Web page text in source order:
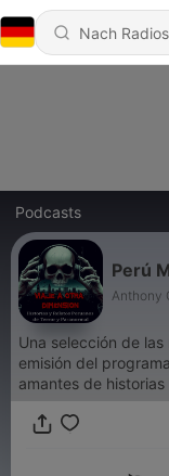
Podcasts
Perú
Anthony
Una selección de
emisión del
amantes de